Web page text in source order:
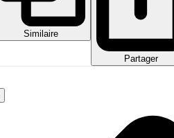
Similaire
Partager